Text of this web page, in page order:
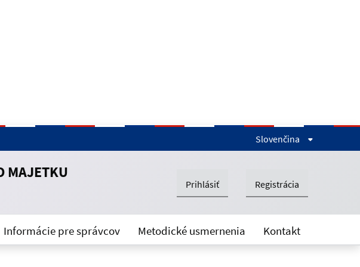
Slovenčina
MAJETKU
Prihlásiť Registrácia
Informácie pre správcov Metodické usmernenia Kontakt